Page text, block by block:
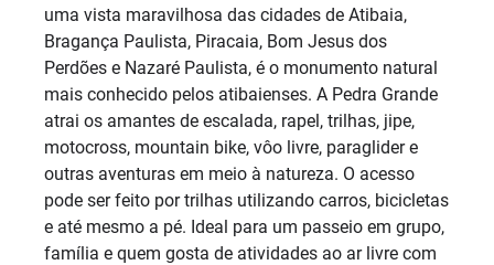
uma vista maravilhosa das cidades de Atibaia,
Bragança Paulista, Piracaia, Bom Jesus dos
Perdões e Nazaré Paulista, é o monumento natural
mais conhecido pelos atibaienses. A Pedra Grande
atrai os amantes de escalada, rapel, trilhas, jipe,
motocross, mountain bike, vôo livre, paraglider e
outras aventuras em meio à natureza. O acesso
pode ser feito por trilhas utilizando carros, bicicletas
e até mesmo a pé. Ideal para um passeio em grupo,
família e quem gosta de atividades ao ar livre com